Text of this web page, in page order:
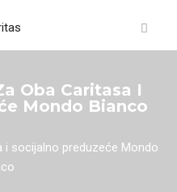
Oba Caritasa I
Mondo Bianco
socijalno preduzeće Mondo